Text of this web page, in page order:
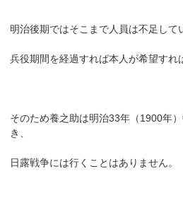
明治後期ではそこまで人員は不足して
兵役期間を経過すれば本人が希望すれ
そのため養之助は明治33年（1900年
き、
日露戦争には行くことはありません。